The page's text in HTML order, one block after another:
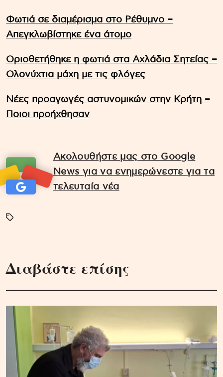
Φωτιά σε διαμέρισμα στο Ρέθυμνο –
Απεγκλωβίστηκε ένα άτομο
Οριοθετήθηκε η φωτιά στα Αχλάδια Σητείας –
Ολονύχτια μάχη με τις φλόγες
Νέες προαγωγές αστυνομικών στην Κρήτη –
Ποιοι προήχθησαν
Ακολουθήστε μας στο Google
News για να ενημερώνεστε για τα
τελευταία νέα
Διαβάστε επίσης